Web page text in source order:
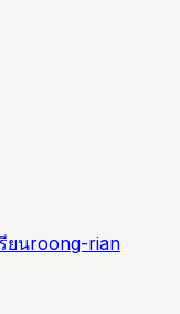
ยนroong-rian